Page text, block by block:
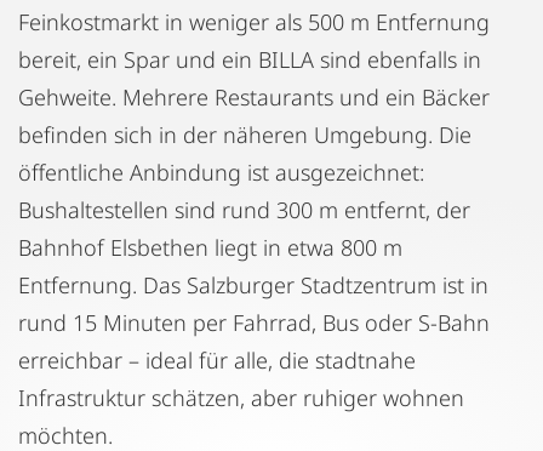
Feinkostmarkt in weniger als 500 m Entfernung
bereit, ein Spar und ein BILLA sind ebenfalls in
Gehweite. Mehrere Restaurants und ein Bäcker
befinden sich in der näheren Umgebung. Die
öffentliche Anbindung ist ausgezeichnet:
Bushaltestellen sind rund 300 m entfernt, der
Bahnhof Elsbethen liegt in etwa 800 m
Entfernung. Das Salzburger Stadtzentrum ist in
rund 15 Minuten per Fahrrad, Bus oder S-Bahn
erreichbar – ideal für alle, die stadtnahe
Infrastruktur schätzen, aber ruhiger wohnen
möchten.